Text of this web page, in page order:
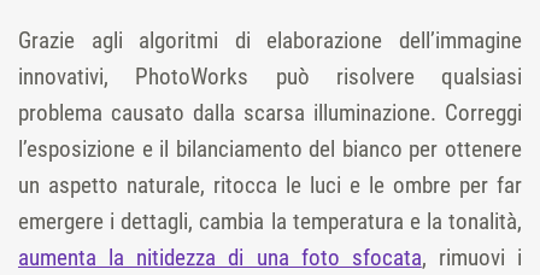
Grazie agli algoritmi di elaborazione dell’immagine
innovativi, PhotoWorks può risolvere qualsiasi
problema causato dalla scarsa illuminazione. Correggi
l’esposizione e il bilanciamento del bianco per ottenere
un aspetto naturale, ritocca le luci e le ombre per far
emergere i dettagli, cambia la temperatura e la tonalità,
aumenta la nitidezza di una foto sfocata, rimuovi i